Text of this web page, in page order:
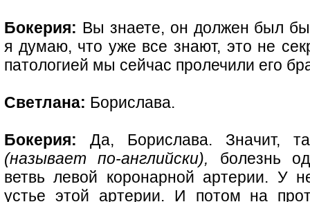
Бокерия: Вы знаете, он должен был
я думаю, что уже все знают, это не
патологией мы сейчас пролечили его
Светлана: Борислава.
Бокерия: Да, Борислава. Значит,
(называет по-английски), болезнь
ветвь левой коронарной артерии. У
устье этой артерии. И потом на